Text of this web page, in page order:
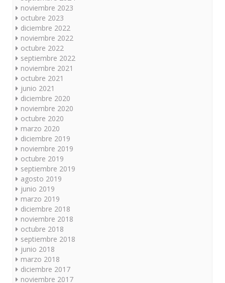
noviembre 2023
octubre 2023
diciembre 2022
noviembre 2022
octubre 2022
septiembre 2022
noviembre 2021
octubre 2021
junio 2021
diciembre 2020
noviembre 2020
octubre 2020
marzo 2020
diciembre 2019
noviembre 2019
octubre 2019
septiembre 2019
agosto 2019
junio 2019
marzo 2019
diciembre 2018
noviembre 2018
octubre 2018
septiembre 2018
junio 2018
marzo 2018
diciembre 2017
noviembre 2017